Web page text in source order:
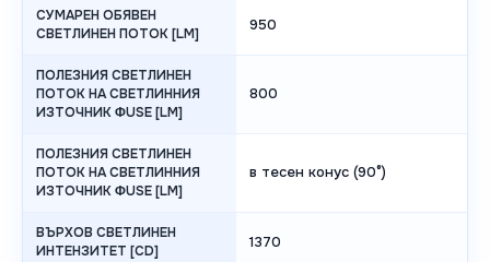
СУМАРЕН ОБЯВЕН
СВЕТЛИНЕН ПОТОК [LM]
950
ПОЛЕЗНИЯ СВЕТЛИНЕН
ПОТОК НА СВЕТЛИННИЯ
ИЗТОЧНИК ΦUSE [LM]
800
ПОЛЕЗНИЯ СВЕТЛИНЕН
ПОТОК НА СВЕТЛИННИЯ
ИЗТОЧНИК ΦUSE [LM]
в тесен конус (90°)
ВЪРХОВ СВЕТЛИНЕН
ИНТЕНЗИТЕТ [CD]
1370